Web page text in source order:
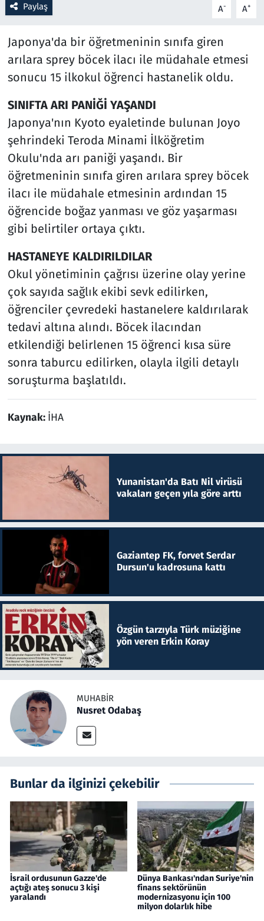
Paylaş A- A+
Japonya'da bir öğretmeninin sınıfa giren
arılara sprey böcek ilacı ile müdahale etmesi
sonucu 15 ilkokul öğrenci hastanelik oldu.
SINIFTA ARI PANİĞİ YAŞANDI
Japonya'nın Kyoto eyaletinde bulunan Joyo
şehrindeki Teroda Minami İlköğretim
Okulu'nda arı paniği yaşandı. Bir
öğretmeninin sınıfa giren arılara sprey böcek
ilacı ile müdahale etmesinin ardından 15
öğrencide boğaz yanması ve göz yaşarması
gibi belirtiler ortaya çıktı.
HASTANEYE KALDIRILDILAR
Okul yönetiminin çağrısı üzerine olay yerine
çok sayıda sağlık ekibi sevk edilirken,
öğrenciler çevredeki hastanelere kaldırılarak
tedavi altına alındı. Böcek ilacından
etkilendiği belirlenen 15 öğrenci kısa süre
sonra taburcu edilirken, olayla ilgili detaylı
soruşturma başlatıldı.
Kaynak: İHA
Yunanistan'da Batı Nil virüsü
vakaları geçen yıla göre arttı
Gaziantep FK, forvet Serdar
Dursun'u kadrosuna kattı
Özgün tarzıyla Türk müziğine
yön veren Erkin Koray
MUHABIR
Nusret Odabaş
Bunlar da ilginizi çekebilir
İsrail ordusunun Gazze'de
açtığı ateş sonucu 3 kişi
yaralandı
Dünya Bankası'ndan Suriye'nin
finans sektörünün
modernizasyonu için 100
milyon dolarlık hibe
Seçim 2023
Spor
Teknoloji ve Bilim
Televizyon